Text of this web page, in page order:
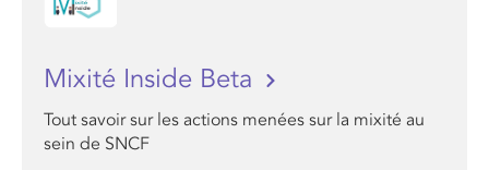
Mixité Inside Beta
Tout savoir sur les actions menées sur la mixité au
sein de SNCF